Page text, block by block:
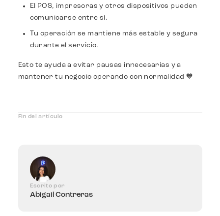
El POS, impresoras y otros dispositivos pueden
comunicarse entre sí.
Tu operación se mantiene más estable y segura
durante el servicio.
Esto te ayuda a evitar pausas innecesarias y a
mantener tu negocio operando con normalidad 💙
Fin del artículo
Escrito por
Abigail Contreras